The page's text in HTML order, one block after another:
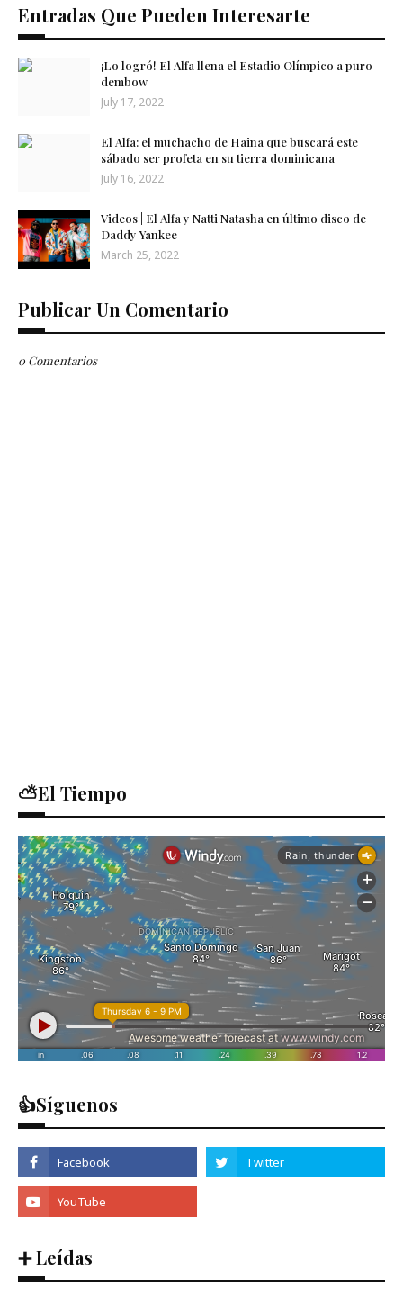
Entradas Que Pueden Interesarte
¡Lo logró! El Alfa llena el Estadio Olímpico a puro
dembow
July 17, 2022
El Alfa: el muchacho de Haina que buscará este
sábado ser profeta en su tierra dominicana
July 16, 2022
Videos | El Alfa y Natti Natasha en último disco de
Daddy Yankee
March 25, 2022
Publicar Un Comentario
0 Comentarios
⛅El Tiempo
👍Síguenos
➕ Leídas